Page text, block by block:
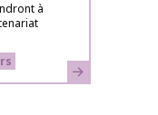
à
En savoir plus